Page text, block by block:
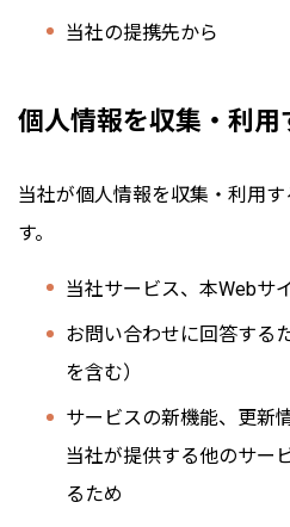
当社の提携先から
個人情報を収集・利用
当社が個人情報を収集・利用
す。
当社サービス、本Webサ
お問い合わせに回答する
を含む）
サービスの新機能、更新
当社が提供する他のサー
るため